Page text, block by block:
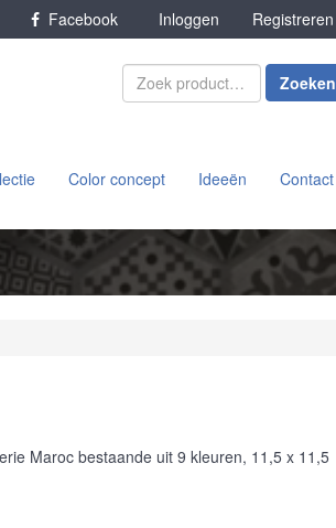
Facebook Inloggen Registreren
Zoeken
Color concept Ideeën Contact
Maroc bestaande uit 9 kleuren, 11,5 x 11,5